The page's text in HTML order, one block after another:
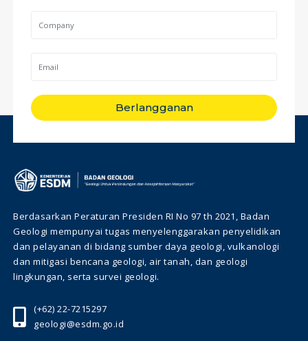
Berlangganan
Berdasarkan Peraturan Presiden RI No 97 th 2021, Badan
Geologi mempunyai tugas menyelenggarakan penyelidikan
dan pelayanan di bidang sumber daya geologi, vulkanologi
dan mitigasi bencana geologi, air tanah, dan geologi
lingkungan, serta survei geologi.
(+62) 22-7215297
geologi@esdm.go.id